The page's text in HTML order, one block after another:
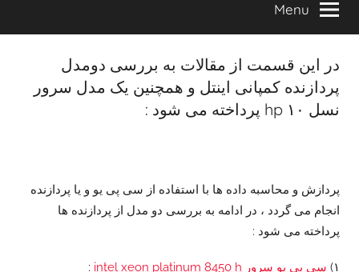
Menu
در این قسمت از مقالات به بررسی دو‌مدل
پردازنده کمپانی اینتل و همچنین یک مدل سرور
نسل ۱۰ hp پرداخته می شود :
پردازش و محاسبه داده ها با استفاده از سی پی یو و یا پردازنده
انجام می گردد ، در ادامه به بررسی دو مدل از پردازنده ها
پرداخته می شود :
۱) سی پی یو سرور intel xeon platinum 8450 h :